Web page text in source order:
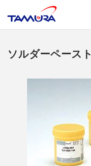
ソルダーペースト